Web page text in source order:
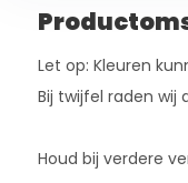
Let op: Kleuren
Bij twijfel raden wij
Houd bij verdere